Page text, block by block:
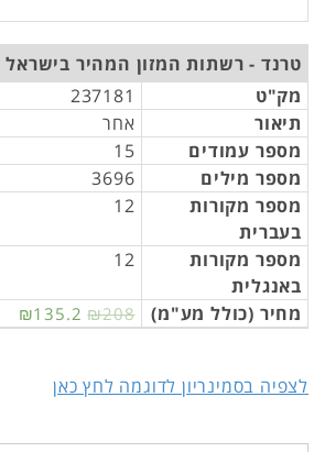
טרנד - רשתות המזון המהיר בישראל
מק"ט
237181
תיאור
אחר
מספר עמודים
15
מספר מילים
3696
מספר מקורות
בעברית
12
מספר מקורות
באנגלית
12
מחיר (כולל מע"מ) ₪135.2 ₪208
לצפיה בסמינריון לדוגמה לחץ כאן